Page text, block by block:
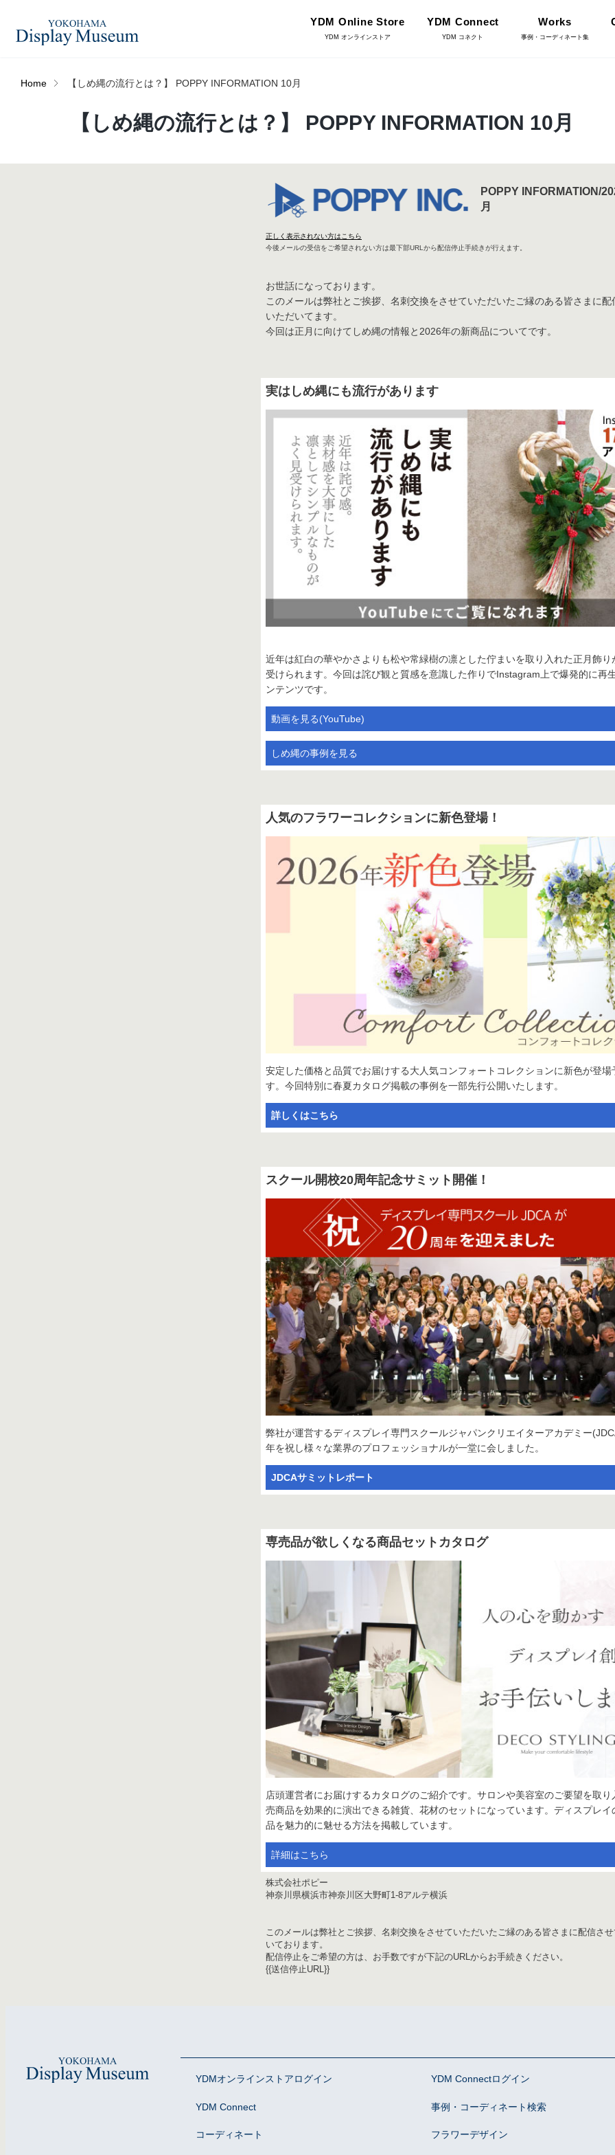
YDM Online Store
YDM オンラインストア
造花（アーティフィシャ
ルフラワー）
フェイクグリーン
物・樹木）
ー
ディスプレイキット・ノ
ベルティキット
ハロウィン雑貨
アウトレットアイテム
ディスプレイ/デコレー
ションアイテム
YDM Connect
YDM コネクト
Works
事例・コーディネート集
ログイン・会員登録
YDM Connect
店舗情報・営業日
Home 【しめ縄の流行とは？】 POPPY INFORMATION 10月
【しめ縄の流行とは？】 POPPY INFORMATION 10月
POPPY INFORMATION/
月
正しく表示されない方はこちら
今後メールの受信をご希望されない方は最下部URLから配信停止手続きが行えます。
お世話になっております。
このメールは弊社とご挨拶、名刺交換をさせていただいたご縁のある皆さまに配
いただいてます。
今回は正月に向けてしめ縄の情報と2026年の新商品についてです。
実はしめ縄にも流行があります
近年は紅白の華やかさよりも松や常緑樹の凛とした佇まいを取り入れた正月飾り
受けられます。今回は詫び観と質感を意識した作りでInstagram上で爆発的に再
ンテンツです。
動画を見る(YouTube)
しめ縄の事例を見る
人気のフラワーコレクションに新色登場！
安定した価格と品質でお届けする大人気コンフォートコレクションに新色が登場
す。今回特別に春夏カタログ掲載の事例を一部先行公開いたします。
詳しくはこちら
スクール開校20周年記念サミット開催！
弊社が運営するディスプレイ専門スクールジャパンクリエイターアカデミー
年を祝し様々な業界のプロフェッショナルが一堂に会しました。
JDCAサミットレポート
専売品が欲しくなる商品セットカタログ
店頭運営者にお届けするカタログのご紹介です。サロンや美容室のご要望を取り
売商品を効果的に演出できる雑貨、花材のセットになっています。ディスプレイ
品を魅力的に魅せる方法を掲載しています。
詳細はこちら
株式会社ポピー
神奈川県横浜市神奈川区大野町1-8アルテ横浜
このメールは弊社とご挨拶、名刺交換をさせていただいたご縁のある皆さまに配信さ
いております。
配信停止をご希望の方は、お手数ですが下記のURLからお手続きください。
{{送信停止URL}}
YDMオンラインストアログイン YDM Connectログイン
YDM Connect 事例・コーディネート検索
コーディネート フラワーデザイン